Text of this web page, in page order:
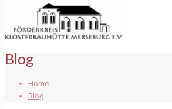
Blog
Home
Blog